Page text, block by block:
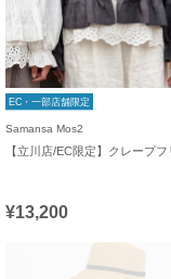
EC・一部店舗限定
Samansa Mos2
¥13,200